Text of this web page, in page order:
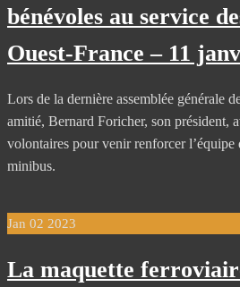
bénévoles au service
Ouest-France – 11
Lors de la dernière assemblée générale
amitié, Bernard Foricher, son président,
volontaires pour venir renforcer l’équipe
minibus.
Jan 02 2023
La maquette